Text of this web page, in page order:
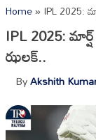
Home»IPL 2025:
IPL 2025:
ఝలక్..
ByAkshith